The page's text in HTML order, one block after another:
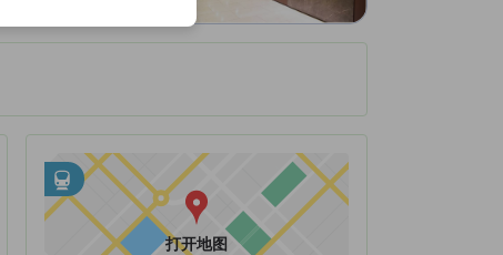
tooltip
邻近交通
• 距Fukushima Station不到0.82公里
• 距Soneda Station不到1.05公里
打开地图